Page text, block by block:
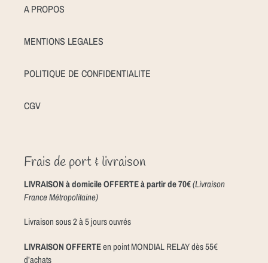
A PROPOS
MENTIONS LEGALES
POLITIQUE DE CONFIDENTIALITE
CGV
Frais de port & livraison
LIVRAISON à domicile OFFERTE à partir de 70€(Livraison
France Métropolitaine)
Livraison sous 2 à 5 jours ouvrés
LIVRAISON OFFERTEen point MONDIAL RELAY dès 55€
d’achats